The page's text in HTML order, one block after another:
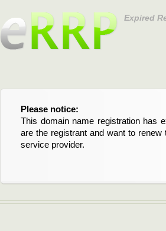
Expired
Please notice:
This domain name registration has
are the registrant and want to
service provider.
Bitte beachten Sie:
Diese Domainregistrierung ist
Domain stehen an. Wenn Sie
verlängern möchten, kontaktieren